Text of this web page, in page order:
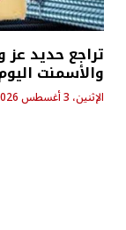
تراجع حديد عز
والأسمنت
الإثنين، 3 أغسطس 2026 - 12:23 م